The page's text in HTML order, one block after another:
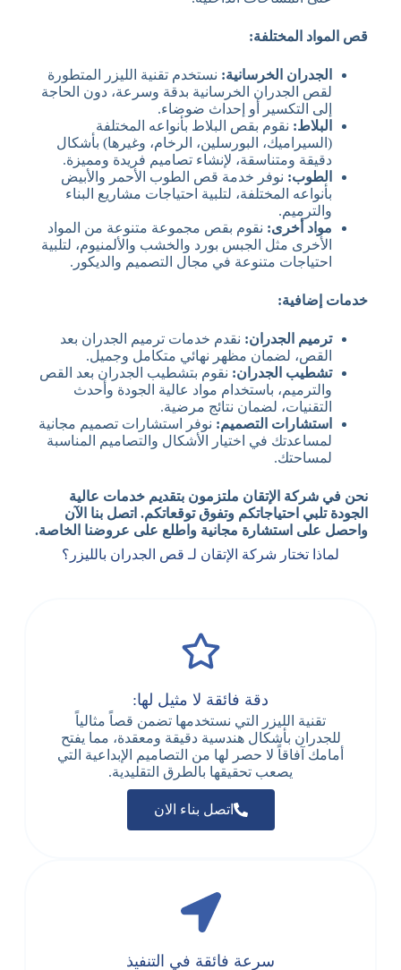
قص المواد المختلفة:
الجدران الخرسانية: نستخدم تقنية الليزر المتطورة
لقص الجدران الخرسانية بدقة وسرعة، دون الحاجة
إلى التكسير أو إحداث ضوضاء.
البلاط: نقوم بقص البلاط بأنواعه المختلفة
(السيراميك، البورسلين، الرخام، وغيرها) بأشكال
دقيقة ومتناسقة، لإنشاء تصاميم فريدة ومميزة.
الطوب: نوفر خدمة قص الطوب الأحمر والأبيض
بأنواعه المختلفة، لتلبية احتياجات مشاريع البناء
والترميم.
مواد أخرى: نقوم بقص مجموعة متنوعة من المواد
الأخرى مثل الجبس بورد والخشب والألمنيوم، لتلبية
احتياجات متنوعة في مجال التصميم والديكور.
خدمات إضافية:
ترميم الجدران: نقدم خدمات ترميم الجدران بعد
القص، لضمان مظهر نهائي متكامل وجميل.
تشطيب الجدران: نقوم بتشطيب الجدران بعد القص
والترميم، باستخدام مواد عالية الجودة وأحدث
التقنيات، لضمان نتائج مرضية.
استشارات التصميم: نوفر استشارات تصميم مجانية
لمساعدتك في اختيار الأشكال والتصاميم المناسبة
لمساحتك.
نحن في شركة الإتقان ملتزمون بتقديم خدمات عالية
الجودة تلبي احتياجاتكم وتفوق توقعاتكم. اتصل بنا الآن
واحصل على استشارة مجانية واطلع على عروضنا الخاصة.
لماذا تختار شركة الإتقان لـ قص الجدران بالليزر؟
دقة فائقة لا مثيل لها:
تقنية الليزر التي نستخدمها تضمن قصاً مثالياً
للجدران بأشكال هندسية دقيقة ومعقدة، مما يفتح
أمامك آفاقاً لا حصر لها من التصاميم الإبداعية التي
يصعب تحقيقها بالطرق التقليدية.
اتصل بناء الان
سرعة فائقة في التنفيذ